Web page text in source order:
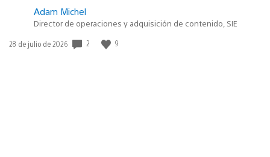
Adam Michel
Director de operaciones y adquisición de contenido, SIE
Fecha
28 de julio de 2026 2 9